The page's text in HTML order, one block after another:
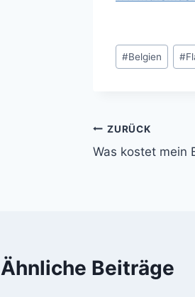
Schlagworte:
#Belgien #
ZURÜCK
Was kostet mein
Ähnliche Beiträge